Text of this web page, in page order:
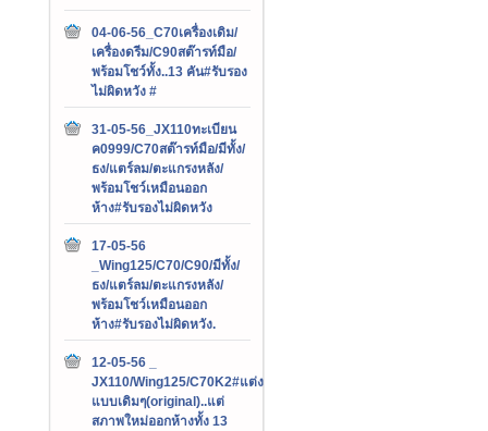
04-06-56_C70เครื่องเดิม/
เครื่องดรีม/C90สต๊ารท์มือ/
พร้อมโชว์ทั้ง..13 คัน#รับรอง
ไม่ผิดหวัง #
31-05-56_JX110ทะเบียน
ค0999/C70สต๊ารท์มือ/มีทั้ง/
ธง/แตร์ลม/ตะแกรงหลัง/
พร้อมโชว์เหมือนออก
ห้าง#รับรองไม่ผิดหวัง
17-05-56
_Wing125/C70/C90/มีทั้ง/
ธง/แตร์ลม/ตะแกรงหลัง/
พร้อมโชว์เหมือนออก
ห้าง#รับรองไม่ผิดหวัง.
12-05-56 _
JX110/Wing125/C70K2#แต่ง
แบบเดิมๆ(original)..แต่
สภาพใหม่ออกห้างทั้ง 13